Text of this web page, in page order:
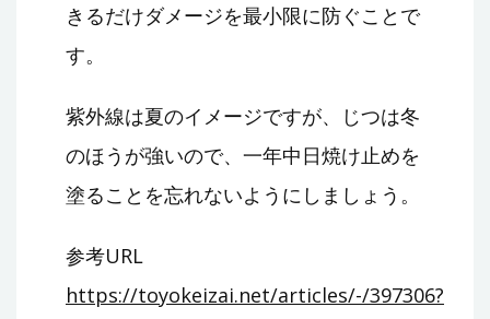
きるだけダメージを最小限に防ぐことで
す。
紫外線は夏のイメージですが、じつは冬
のほうが強いので、一年中日焼け止めを
塗ることを忘れないようにしましょう。
参考URL
https://toyokeizai.net/articles/-/397306?